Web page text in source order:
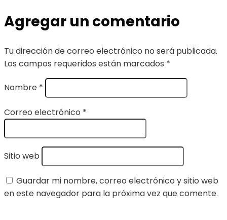
Agregar un comentario
Tu dirección de correo electrónico no será publicada.
Los campos requeridos están marcados *
Nombre *
Correo electrónico *
Sitio web
Guardar mi nombre, correo electrónico y sitio web
en este navegador para la próxima vez que comente.